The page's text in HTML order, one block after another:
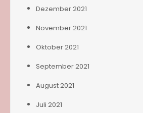
Dezember 2021
November 2021
Oktober 2021
September 2021
August 2021
Juli 2021